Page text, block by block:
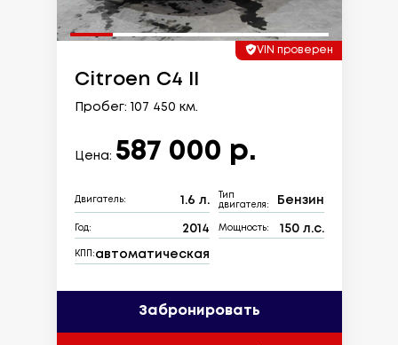
VIN проверен
Citroen C4 II
Пробег: 107 450 км.
Цена: 587 000 р.
Двигатель: 1.6 л.
Тип
двигателя:
Бензин
Год: 2014 Мощность: 150 л.с.
КПП: автоматическая
Забронировать